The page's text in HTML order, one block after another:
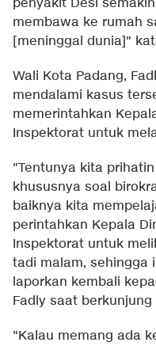
penyakit Desi
membawa ke rumah
[meninggal dunia]"
Wali Kota Padang,
mendalami kasus
memerintahkan
Inspektorat untuk
"Tentunya kita
khususnya soal
baiknya kita
perintahkan Kepala
Inspektorat untuk
tadi malam, sehingga
laporkan kembali
Fadly saat
"Kalau memang ada